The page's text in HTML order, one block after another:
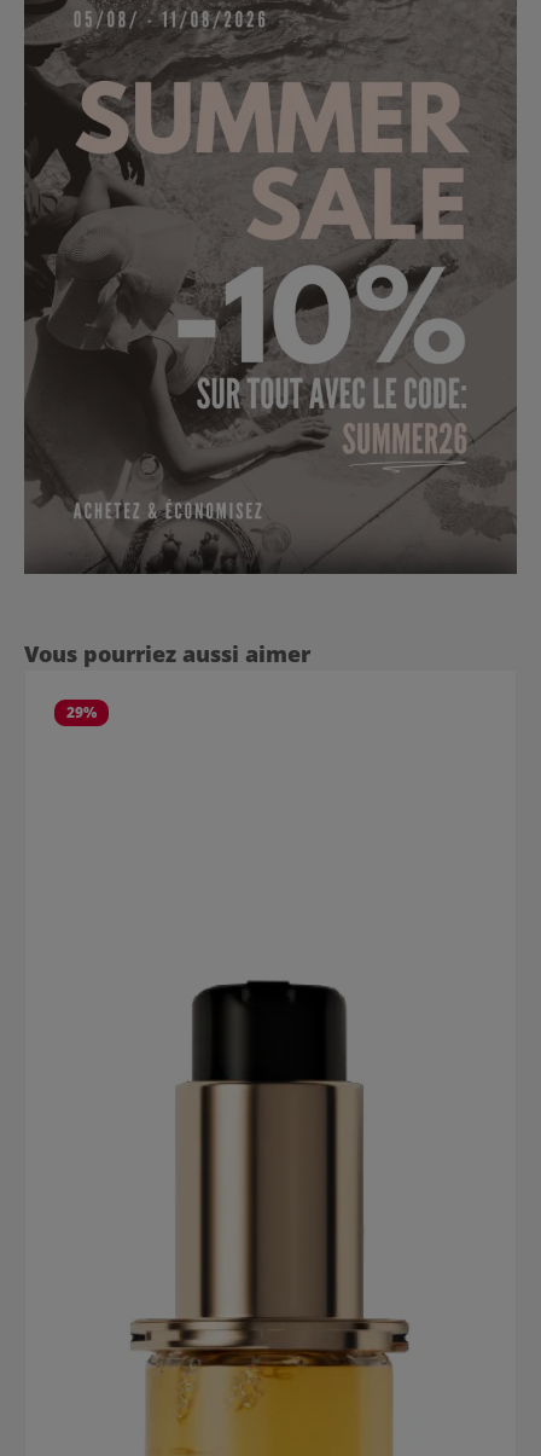
Ignorer la galerie de produits
Vous pourriez aussi aimer
29%